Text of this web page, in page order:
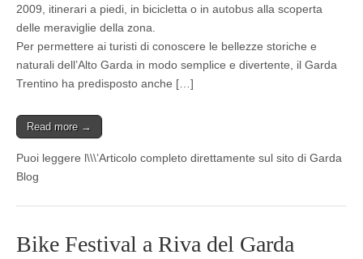
PER
TOUR
GUIDATI
2009, itinerari a piedi, in bicicletta o in autobus alla scoperta
delle meraviglie della zona.
Per permettere ai turisti di conoscere le bellezze storiche e
naturali dell’Alto Garda in modo semplice e divertente, il Garda
Trentino ha predisposto anche […]
Read more →
Puoi leggere l\\\’Articolo completo direttamente sul sito di Garda
Blog
Bike Festival a Riva del Garda